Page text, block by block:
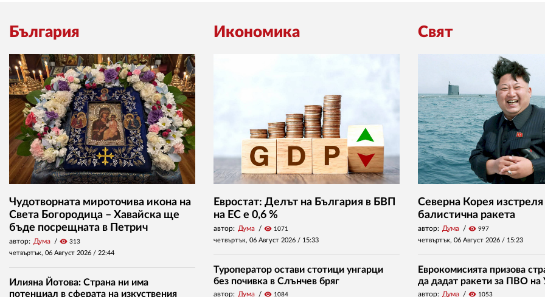
България
Чудотворната мироточива икона на
Света Богородица – Хавайска ще
бъде посрещната в Петрич
автор: Дума visibility 313
четвъртък, 06 Август 2026 / 22:44
Илияна Йотова: Страна ни има
потенциал в сферата на изкуствения
Икономика
Евростат: Делът на България в БВП
на ЕС е 0,6 %
автор: Дума visibility 1071
четвъртък, 06 Август 2026 / 15:33
Туроператор остави стотици унгарци
без почивка в Слънчев бряг
автор: Дума visibility 1084
Свят
Северна Корея
балистична ракета
автор: Дума visibility 997
четвъртък, 06 Август 2026 / 15:23
Еврокомисията призова
да дадат ракети за ПВО на
автор: Дума visibility 1053